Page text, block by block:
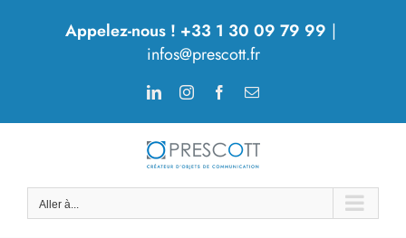
Appelez-nous ! +33 1 30 09 79 99 |
infos@prescott.fr
LinkedInInstagramFacebook
Email
Aller à...